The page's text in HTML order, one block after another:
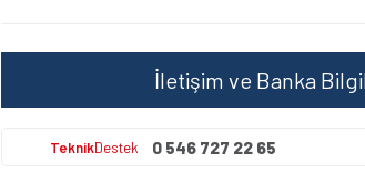
İletişim ve Banka
TeknikDestek 0 546 727 22 65